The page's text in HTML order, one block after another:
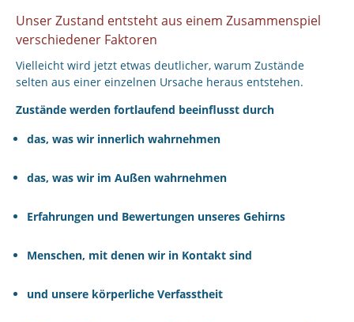
Unser Zustand entsteht aus einem Zusammenspiel
verschiedener Faktoren
Vielleicht wird jetzt etwas deutlicher, warum Zustände
selten aus einer einzelnen Ursache heraus entstehen.
Zustände werden fortlaufend beeinflusst durch
das, was wir innerlich wahrnehmen
das, was wir im Außen wahrnehmen
Erfahrungen und Bewertungen unseres Gehirns
Menschen, mit denen wir in Kontakt sind
und unsere körperliche Verfasstheit